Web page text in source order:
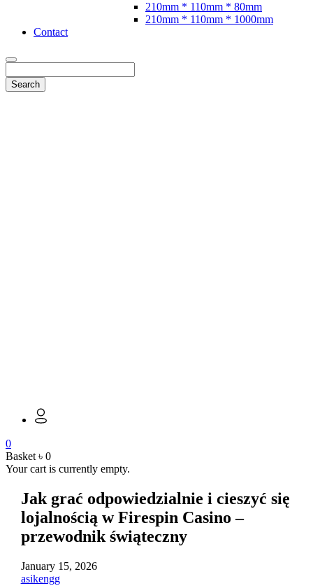
210mm * 110mm * 80mm
210mm * 110mm * 1000mm
Contact
0
Basket ৳ 0
Your cart is currently empty.
Jak grać odpowiedzialnie i cieszyć się
lojalnością w Firespin Casino –
przewodnik świąteczny
January 15, 2026
asikengg